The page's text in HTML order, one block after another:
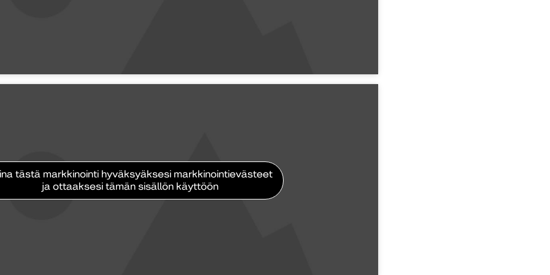
tästä markkinointi hyväksyäksesi markkinointievästeet
ja ottaaksesi tämän sisällön käyttöön